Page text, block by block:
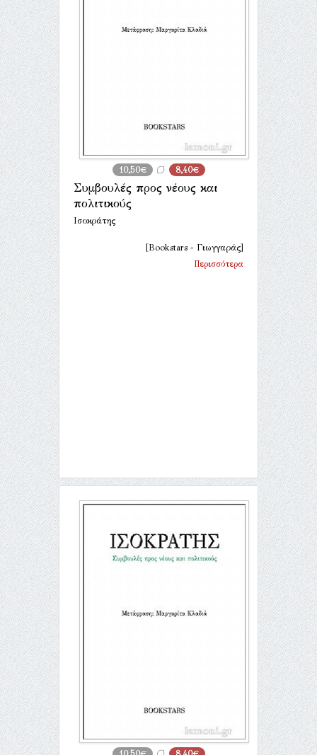
10,50€ 8,40€
Συμβουλές προς νέους και
πολιτικούς
Ισοκράτης
[Bookstars - Γιωγγαράς]
Περισσότερα